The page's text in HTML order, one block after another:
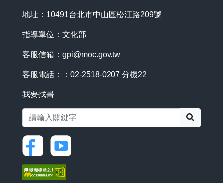
地址：10491台北市中山區松江路209號
指導單位：文化部
客服信箱： gpi@moc.gov.tw
客服電話：：02-2518-0207 分機22
我要找書